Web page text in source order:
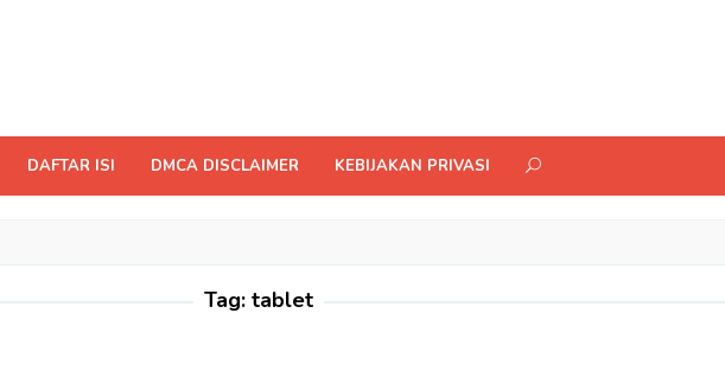
DAFTAR ISI DMCA DISCLAIMER KEBIJAKAN PRIVASI
Tag: tablet